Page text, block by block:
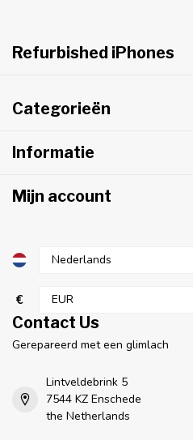
Refurbished iPhones
Categorieën
Informatie
Mijn account
€
Contact Us
Gerepareerd met een glimlach
Lintveldebrink 5
7544 KZ Enschede
the Netherlands